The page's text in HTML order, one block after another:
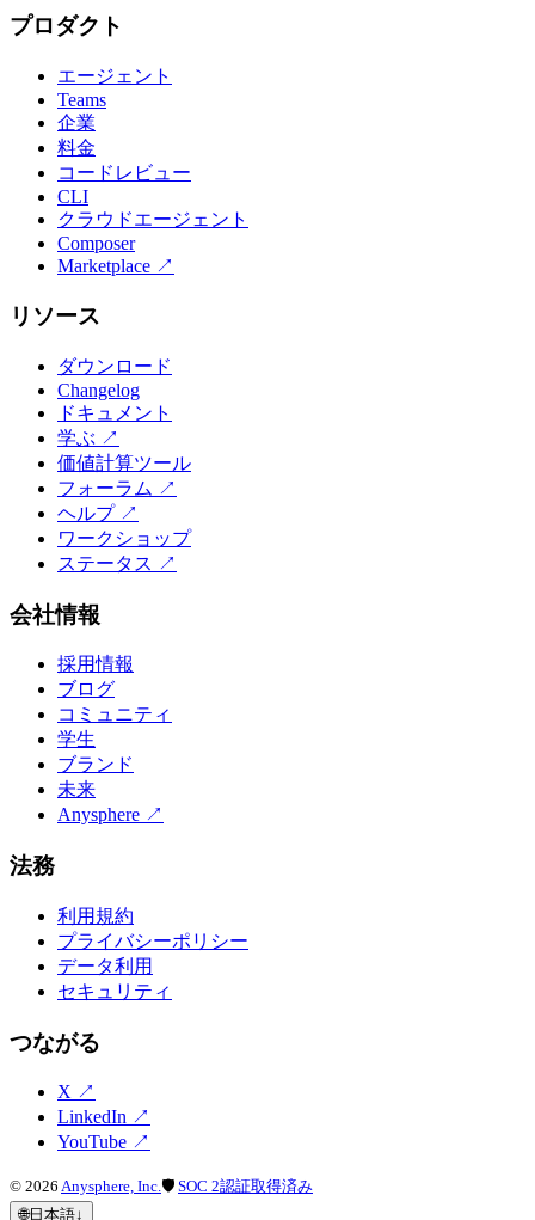
プロダクト
エージェント
Teams
企業
料金
コードレビュー
CLI
クラウドエージェント
Composer
Marketplace ↗
リソース
ダウンロード
Changelog
ドキュメント
学ぶ ↗
価値計算ツール
フォーラム ↗
ヘルプ↗
ワークショップ
ステータス ↗
会社情報
採用情報
ブログ
コミュニティ
学生
ブランド
未来
Anysphere ↗
法務
利用規約
プライバシーポリシー
データ利用
セキュリティ
つながる
X ↗
LinkedIn ↗
YouTube ↗
© 2026 Anysphere, Inc.🛡 SOC 2認証取得済み
🌐日本語↓